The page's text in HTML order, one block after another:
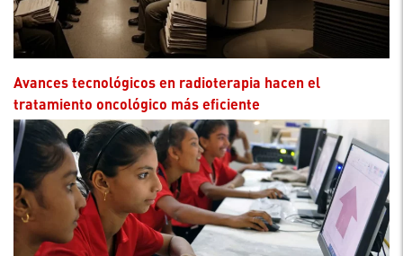
Avances tecnológicos en radioterapia hacen el
tratamiento oncológico más eficiente